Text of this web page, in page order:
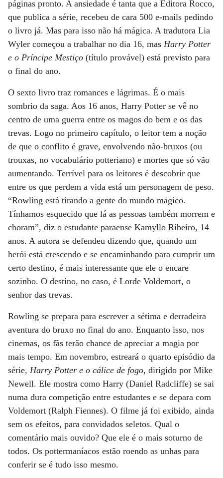
páginas pronto. A ansiedade é tanta que a Editora Rocco,
que publica a série, recebeu de cara 500 e-mails pedindo
o livro já. Mas para isso não há mágica. A tradutora Lia
Wyler começou a trabalhar no dia 16, mas Harry Potter
e o Príncipe Mestiço (título provável) está previsto para
o final do ano.
O sexto livro traz romances e lágrimas. É o mais
sombrio da saga. Aos 16 anos, Harry Potter se vê no
centro de uma guerra entre os magos do bem e os das
trevas. Logo no primeiro capítulo, o leitor tem a noção
de que o conflito é grave, envolvendo não-bruxos (ou
trouxas, no vocabulário potteriano) e mortes que só vão
aumentando. Terrível para os leitores é descobrir que
entre os que perdem a vida está um personagem de peso.
“Rowling está tirando a gente do mundo mágico.
Tínhamos esquecido que lá as pessoas também morrem e
choram”, diz o estudante paraense Kamyllo Ribeiro, 14
anos. A autora se defendeu dizendo que, quando um
herói está crescendo e se encaminhando para cumprir um
certo destino, é mais interessante que ele o encare
sozinho. O destino, no caso, é Lorde Voldemort, o
senhor das trevas.
Rowling se prepara para escrever a sétima e derradeira
aventura do bruxo no final do ano. Enquanto isso, nos
cinemas, os fãs terão chance de apreciar a magia por
mais tempo. Em novembro, estreará o quarto episódio da
série, Harry Potter e o cálice de fogo, dirigido por Mike
Newell. Ele mostra como Harry (Daniel Radcliffe) se sai
numa dura competição entre estudantes e se depara com
Voldemort (Ralph Fiennes). O filme já foi exibido, ainda
sem os efeitos, para convidados seletos. Qual o
comentário mais ouvido? Que ele é o mais soturno de
todos. Os pottermaníacos estão roendo as unhas para
conferir se é tudo isso mesmo.